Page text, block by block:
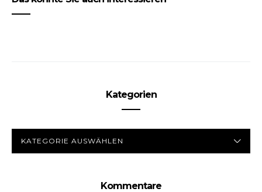
Kategorien
Kommentare